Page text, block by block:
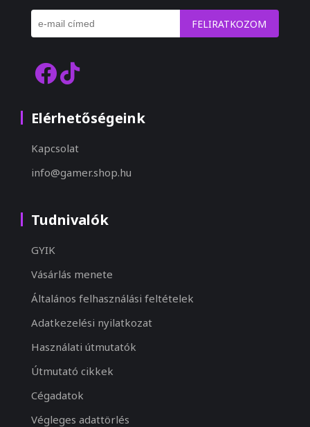
FELIRATKOZOM
Elérhetőségeink
Kapcsolat
info@gamer.shop.hu
Tudnivalók
GYIK
Vásárlás menete
Általános felhasználási feltételek
Adatkezelési nyilatkozat
Használati útmutatók
Útmutató cikkek
Cégadatok
Végleges adattörlés